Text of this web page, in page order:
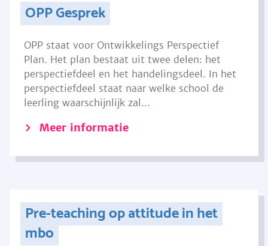
OPP Gesprek
OPP staat voor Ontwikkelings Perspectief
Plan. Het plan bestaat uit twee delen: het
perspectiefdeel en het handelingsdeel. In het
perspectiefdeel staat naar welke school de
leerling waarschijnlijk zal...
Meer informatie
Pre-teaching op attitude in het
mbo